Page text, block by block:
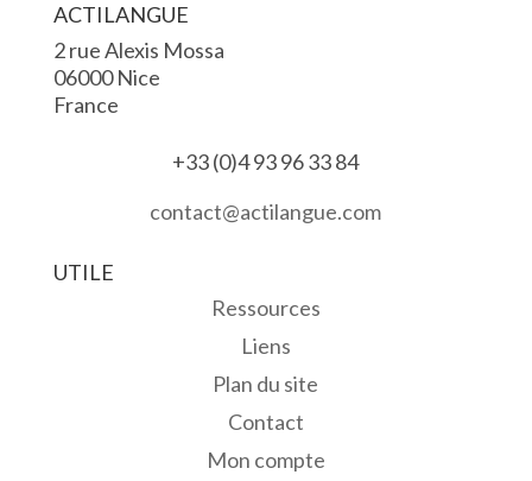
ACTILANGUE
2 rue Alexis Mossa
06000 Nice
France
+33 (0)4 93 96 33 84
contact@actilangue.com
UTILE
Ressources
Liens
Plan du site
Contact
Mon compte